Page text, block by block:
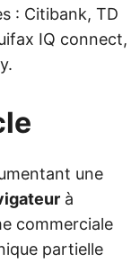
: Citibank, TD
IQ connect,
une
à
commerciale
partielle